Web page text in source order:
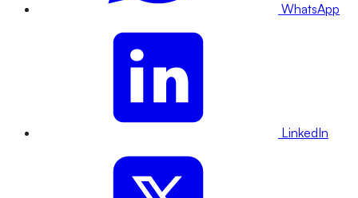
WhatsApp
LinkedIn